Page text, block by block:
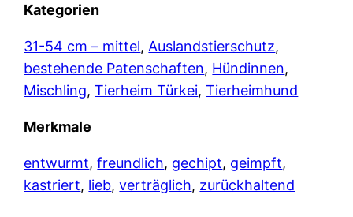
Kategorien
31-54 cm – mittel, Auslandstierschutz
bestehende Patenschaften, Hündinnen
Mischling, Tierheim Türkei, Tierheimhund
Merkmale
entwurmt, freundlich, gechipt, geimpft
kastriert, lieb, verträglich, zurückhaltend